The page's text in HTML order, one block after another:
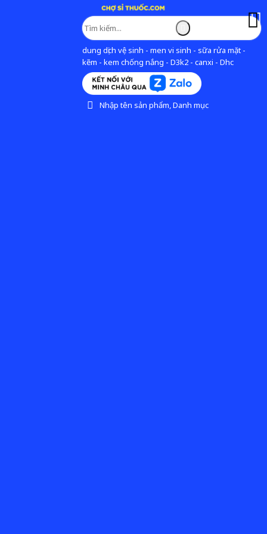
dung dịch vệ sinh - men vi sinh - sữa rửa mặt -
kẽm - kem chống nắng - D3k2 - canxi - Dhc
Nhập tên sản phẩm, Danh mục